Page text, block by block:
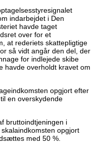
indarbejdet i Den
havde taget
over for et
at rederiets skattepligtige
så vidt angår den del, der
for indlejede skibe
havde overholdt kravet om
opgjort efter
en overskydende
bruttoindtjeningen i
opgjort
med 50 %.